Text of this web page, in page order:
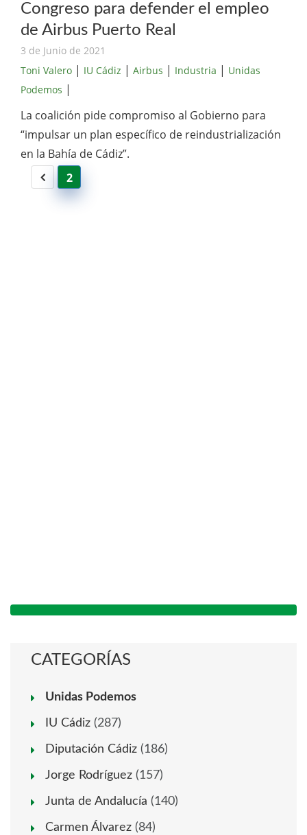
Congreso para defender el empleo
de Airbus Puerto Real
3 de Junio de 2021
Toni Valero | IU Cádiz | Airbus | Industria | Unidas
Podemos |
La coalición pide compromiso al Gobierno para
“impulsar un plan específico de reindustrialización
en la Bahía de Cádiz”.
2
CATEGORÍAS
Unidas Podemos
IU Cádiz (287)
Diputación Cádiz (186)
Jorge Rodríguez (157)
Junta de Andalucía (140)
Carmen Álvarez (84)